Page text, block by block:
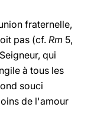
fraternelle,
pas (cf. Rm 5,
qui
à tous les
souci
de l'amour